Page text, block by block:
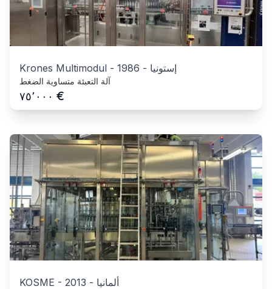
Krones Multimodul - 1986 - إستونيا
آلة التعبئة متساوية الضغط
٧٥٬٠٠٠ €
KOSME - 2013 - ألمانيا